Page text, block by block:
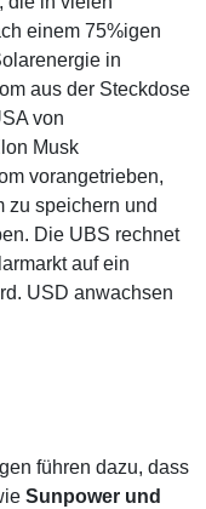
einem 75%igen
in
aus der Steckdose
von
Musk
vorangetrieben,
zu speichern und
Die UBS rechnet
auf ein
USD anwachsen
führen dazu, dass
Sunpower und